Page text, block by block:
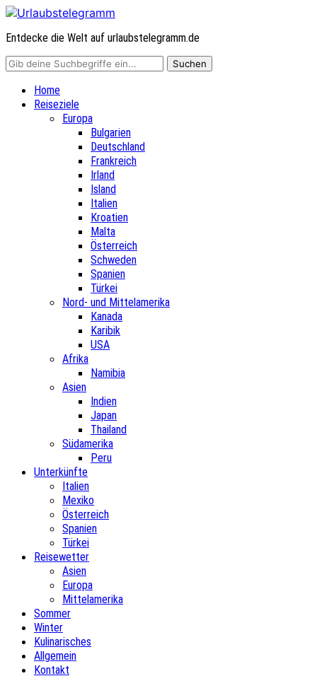
Entdecke die Welt auf urlaubstelegramm.de
Home
Reiseziele
Europa
Bulgarien
Deutschland
Frankreich
Irland
Island
Italien
Kroatien
Malta
Österreich
Schweden
Spanien
Türkei
Nord- und Mittelamerika
Kanada
Karibik
USA
Afrika
Namibia
Asien
Indien
Japan
Thailand
Südamerika
Peru
Unterkünfte
Italien
Mexiko
Österreich
Spanien
Türkei
Reisewetter
Asien
Europa
Mittelamerika
Sommer
Winter
Kulinarisches
Allgemein
Kontakt